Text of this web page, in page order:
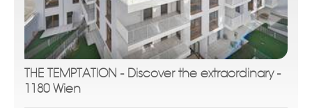
THE TEMPTATION - Discover the extraordinary -
1180 Wien